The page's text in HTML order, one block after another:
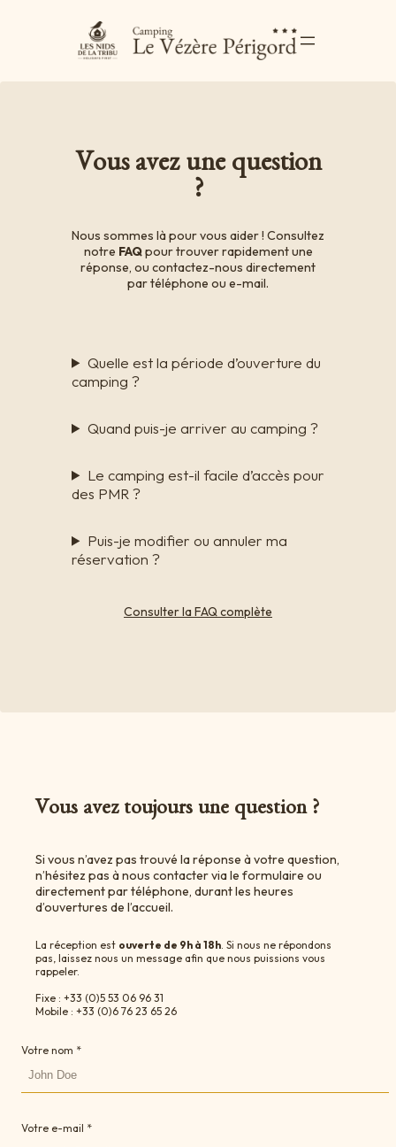
Vous avez une question
?
Nous sommes là pour vous aider ! Consultez
notre FAQpour trouver rapidement une
réponse, ou contactez-nous directement
par téléphone ou e-mail.
Quelle est la période d’ouverture du
camping ?
Quand puis-je arriver au camping ?
Le camping est-il facile d’accès pour
des PMR ?
Puis-je modifier ou annuler ma
réservation ?
Consulter la FAQ complète
Vous avez toujours une question ?
Si vous n’avez pas trouvé la réponse à votre question,
n’hésitez pas à nous contacter via le formulaire ou
directement par téléphone, durant les heures
d’ouvertures de l’accueil.
La réception est ouverte de 9h à 18h. Si nous ne répondons
pas, laissez nous un message afin que nous puissions vous
rappeler.
Fixe : +33 (0)5 53 06 96 31
Mobile : +33 (0)6 76 23 65 26
Votre nom *
Votre e-mail *